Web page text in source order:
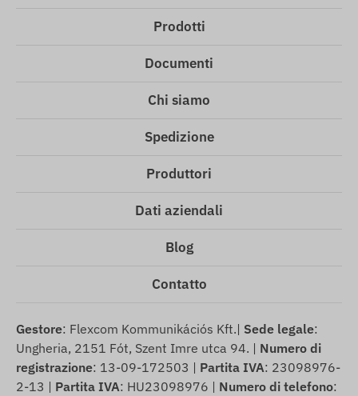
Prodotti
Documenti
Chi siamo
Spedizione
Produttori
Dati aziendali
Blog
Contatto
Gestore: Flexcom Kommunikációs Kft.| Sede legale:
Ungheria, 2151 Fót, Szent Imre utca 94. | Numero di
registrazione: 13-09-172503 | Partita IVA: 23098976-
2-13 | Partita IVA: HU23098976 | Numero di telefono: